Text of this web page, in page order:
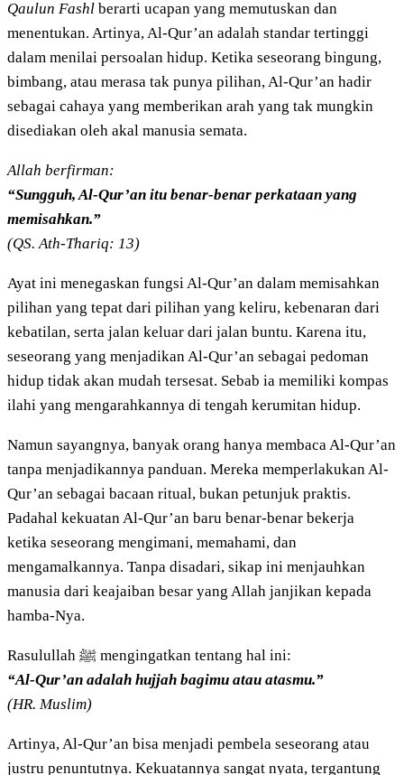
Qaulun Fashl berarti ucapan yang memutuskan dan
menentukan. Artinya, Al-Qur’an adalah standar tertinggi
dalam menilai persoalan hidup. Ketika seseorang bingung,
bimbang, atau merasa tak punya pilihan, Al-Qur’an hadir
sebagai cahaya yang memberikan arah yang tak mungkin
disediakan oleh akal manusia semata.
Allah berfirman:
“Sungguh, Al-Qur’an itu benar-benar perkataan yang
memisahkan.”
(QS. Ath-Thariq: 13)
Ayat ini menegaskan fungsi Al-Qur’an dalam memisahkan
pilihan yang tepat dari pilihan yang keliru, kebenaran dari
kebatilan, serta jalan keluar dari jalan buntu. Karena itu,
seseorang yang menjadikan Al-Qur’an sebagai pedoman
hidup tidak akan mudah tersesat. Sebab ia memiliki kompas
ilahi yang mengarahkannya di tengah kerumitan hidup.
Namun sayangnya, banyak orang hanya membaca Al-Qur’an
tanpa menjadikannya panduan. Mereka memperlakukan Al-
Qur’an sebagai bacaan ritual, bukan petunjuk praktis.
Padahal kekuatan Al-Qur’an baru benar-benar bekerja
ketika seseorang mengimani, memahami, dan
mengamalkannya. Tanpa disadari, sikap ini menjauhkan
manusia dari keajaiban besar yang Allah janjikan kepada
hamba-Nya.
Rasulullah ﷺ mengingatkan tentang hal ini:
“Al-Qur’an adalah hujjah bagimu atau atasmu.”
(HR. Muslim)
Artinya, Al-Qur’an bisa menjadi pembela seseorang atau
justru penuntutnya. Kekuatannya sangat nyata, tergantung